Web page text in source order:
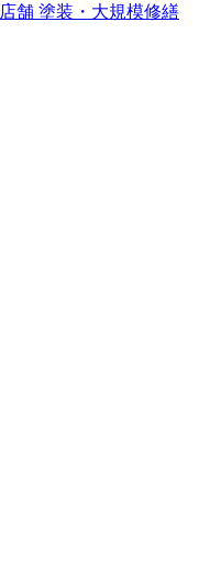
舗 塗装・大規模修繕